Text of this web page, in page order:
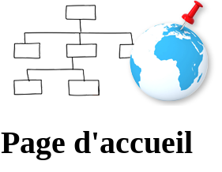
Page d'accueil